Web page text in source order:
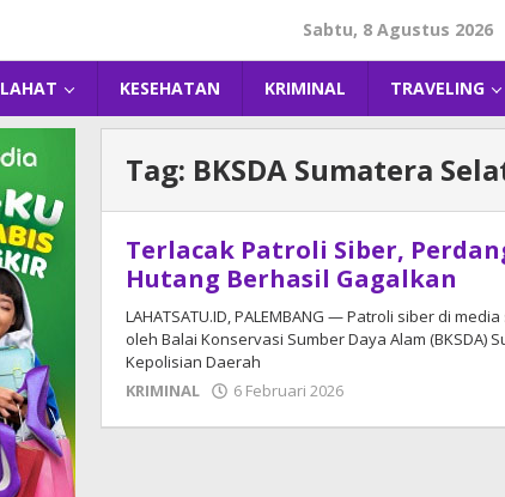
Sabtu, 8 Agustus 2026
LAHAT KESEHATAN KRIMINAL TRAVELING
Tag: BKSDA Sumatera
Terlacak Patroli Siber,
Hutang Berhasil Gagalkan
LAHATSATU.ID, PALEMBANG — Patroli siber di
oleh Balai Konservasi Sumber Daya Alam (BKSDA)
Kepolisian Daerah
KRIMINAL
6 Februari 2026